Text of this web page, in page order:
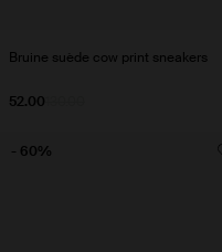
Bruine suède cow print sneakers
52.00
- 60%